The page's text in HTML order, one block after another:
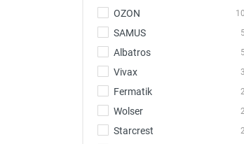
OZON 10
SAMUS 5
Albatros 5
Vivax 3
Fermatik
Wolser
Starcrest